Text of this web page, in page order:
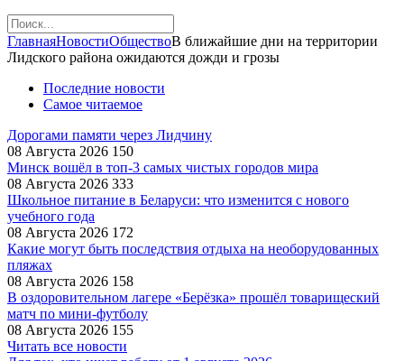
ГлавнаяНовостиОбществоВ ближайшие дни на территории
Лидского района ожидаются дожди и грозы
Последние новости
Самое читаемое
Дорогами памяти через Лидчину
08 Августа 2026 150
Минск вошёл в топ-3 самых чистых городов мира
08 Августа 2026 333
Школьное питание в Беларуси: что изменится с нового
учебного года
08 Августа 2026 172
Какие могут быть последствия отдыха на необорудованных
пляжах
08 Августа 2026 158
В оздоровительном лагере «Берёзка» прошёл товарищеский
матч по мини-футболу
08 Августа 2026 155
Читать все новости